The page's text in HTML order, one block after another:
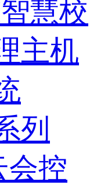
慧校
主机
列
会控